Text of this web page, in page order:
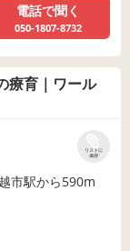
電話で聞く
050-1807-8732
療育｜ワール
リストに
保存
市駅から590m